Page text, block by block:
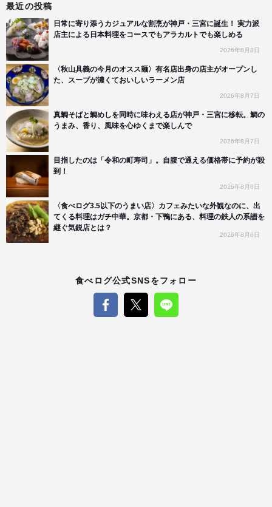
最近の投稿
日常に寄り添うカジュアルな割烹が神戸・三宮に誕生！ 実力派
店主による日本料理をコースでもアラカルトでも楽しめる
2026年8月8日
〈秋山具義の今月のオスス麺〉有名店出身の店主がオープンし
た、スープが濃くておいしいラーメン店
2026年8月7日
真鯛そばと鯛めしを同時に味わえる店が神戸・三宮に移転。鯛の
うまみ、香り、風味を心ゆくまで楽しんで
2026年8月7日
目指したのは「令和の町寿司」。自腹で通える価格帯に予約が殺
到！
2026年8月6日
〈食べログ3.5以下のうまい店〉カフェみたいな外観なのに、出
てくる料理はガチ中華。京都・下鴨にある、料理の鉄人の系譜を
継ぐ気鋭店とは？
2026年8月6日
食べログ公式SNSをフォロー